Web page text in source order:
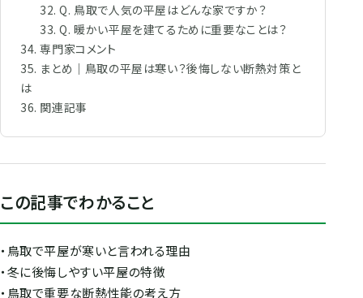
Q. 鳥取で人気の平屋はどんな家ですか？
Q. 暖かい平屋を建てるために重要なことは？
専門家コメント
まとめ｜鳥取の平屋は寒い？後悔しない断熱対策と
は
関連記事
この記事でわかること
・鳥取で平屋が寒いと言われる理由
・冬に後悔しやすい平屋の特徴
・鳥取で重要な断熱性能の考え方